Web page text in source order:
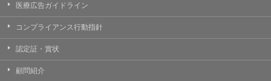
医療広告ガイドライン
コンプライアンス行動指針
認定証・賞状
顧問紹介